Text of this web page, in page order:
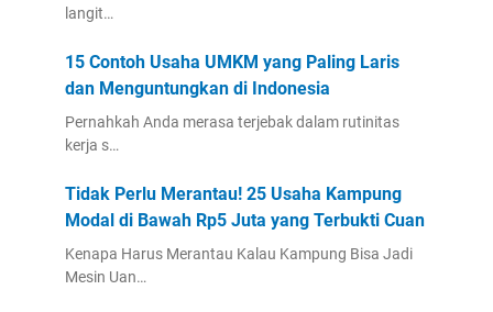
langit…
15 Contoh Usaha UMKM yang Paling Laris
dan Menguntungkan di Indonesia
Pernahkah Anda merasa terjebak dalam rutinitas
kerja s…
Tidak Perlu Merantau! 25 Usaha Kampung
Modal di Bawah Rp5 Juta yang Terbukti Cuan
Kenapa Harus Merantau Kalau Kampung Bisa Jadi
Mesin Uan…